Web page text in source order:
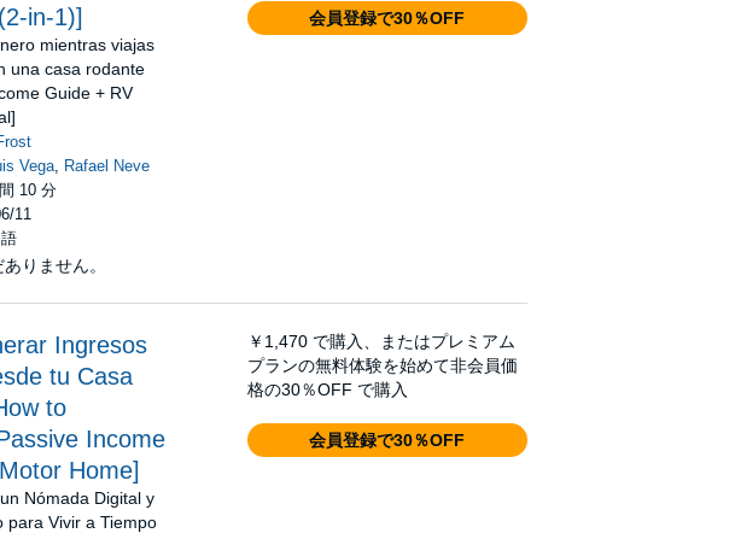
in-1)]
mientras viajas
una casa rodante
Guide + RV
Vega, Rafael Neve
10 分
11
りません。
会員登録で30％OFF
Ingresos
tu Casa
to
Income
Home]
Nómada Digital y
para Vivir a Tiempo
￥1,470 で購入、またはプレミアム
プランの無料体験を始めて非会員価
格の30％OFF で購入
会員登録で30％OFF